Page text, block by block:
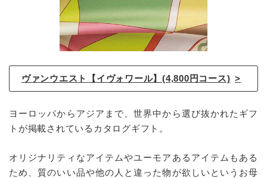
ヴァンウエスト【イヴォワール】(4,800円コース)
ヨーロッパからアジアまで、世界中から選び抜かれたギフ
トが掲載されているカタログギフト。
オリジナリティなアイテムやユーモアあるアイテムもある
ため、質のいい品や他の人と違った物が欲しいというお母